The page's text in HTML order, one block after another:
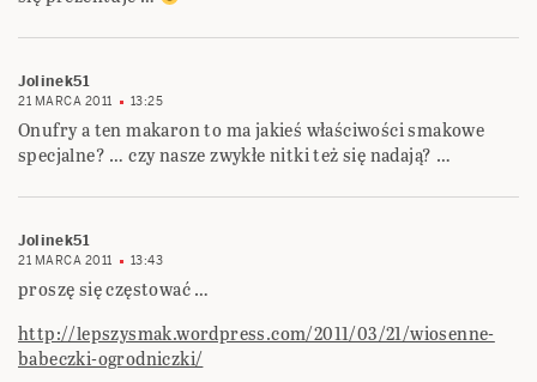
Jolinek51
21 MARCA 2011 13:25
Onufry a ten makaron to ma jakieś właściwości smakowe
specjalne? … czy nasze zwykłe nitki też się nadają? …
Jolinek51
21 MARCA 2011 13:43
proszę się częstować …
http://lepszysmak.wordpress.com/2011/03/21/wiosenne-
babeczki-ogrodniczki/